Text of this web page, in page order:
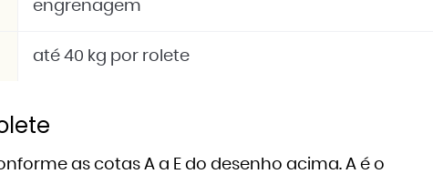
engrenagem
até 40 kg por rolete
as cotas A a E do desenho acima. A é o